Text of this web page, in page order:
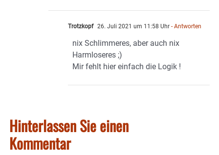
Trotzkopf 26. Juli 2021 um 11:58 Uhr - Antworten
nix Schlimmeres, aber auch nix
Harmloseres ;)
Mir fehlt hier einfach die Logik !
Hinterlassen Sie einen
Kommentar